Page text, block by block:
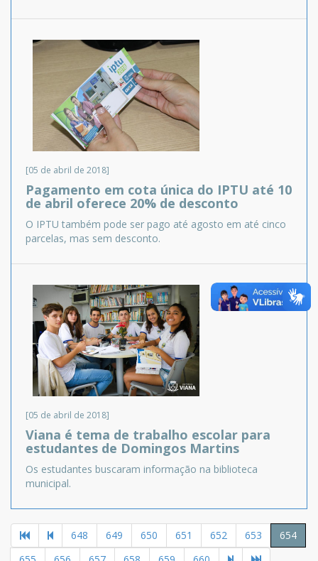
[05 de abril de 2018]
Pagamento em cota única do IPTU até 10
de abril oferece 20% de desconto
O IPTU também pode ser pago até agosto em até cinco
parcelas, mas sem desconto.
[05 de abril de 2018]
Viana é tema de trabalho escolar para
estudantes de Domingos Martins
Os estudantes buscaram informação na biblioteca
municipal.
648 649 650 651 652 653
654